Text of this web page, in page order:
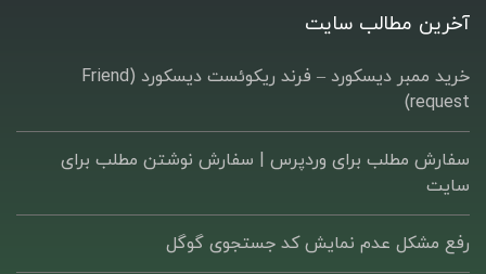
آخرین مطالب سایت
خرید ممبر دیسکورد – فرند ریکوئست دیسکورد (Friend
request)
سفارش مطلب برای وردپرس |‌ سفارش نوشتن مطلب برای
سایت
رفع مشکل عدم نمایش کد جستجوی گوگل